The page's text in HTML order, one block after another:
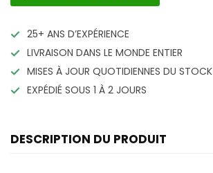
25+ ANS D’EXPÉRIENCE
LIVRAISON DANS LE MONDE ENTIER
MISES À JOUR QUOTIDIENNES DU STOCK
EXPÉDIÉ SOUS 1 À 2 JOURS
DESCRIPTION DU PRODUIT